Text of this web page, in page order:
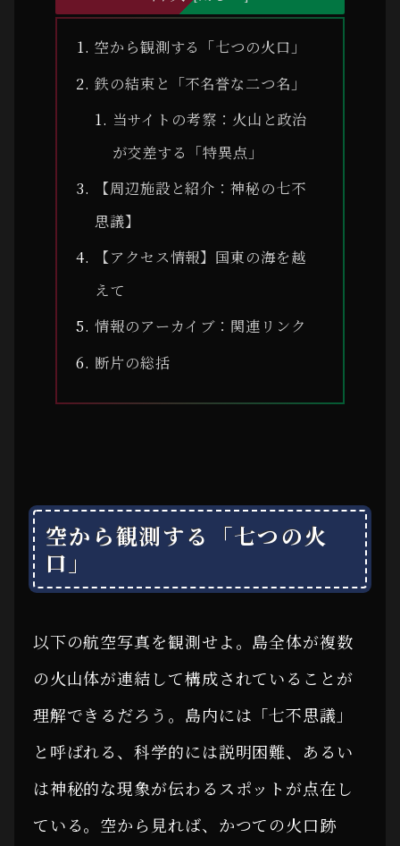
空から観測する「七つの火口」
鉄の結束と「不名誉な二つ名」
当サイトの考察：火山と政治
が交差する「特異点」
【周辺施設と紹介：神秘の七不
思議】
【アクセス情報】国東の海を越
えて
情報のアーカイブ：関連リンク
断片の総括
空から観測する「七つの火
口」
以下の航空写真を観測せよ。島全体が複数
の火山体が連結して構成されていることが
理解できるだろう。島内には「七不思議」
と呼ばれる、科学的には説明困難、あるい
は神秘的な現象が伝わるスポットが点在し
ている。空から見れば、かつての火口跡